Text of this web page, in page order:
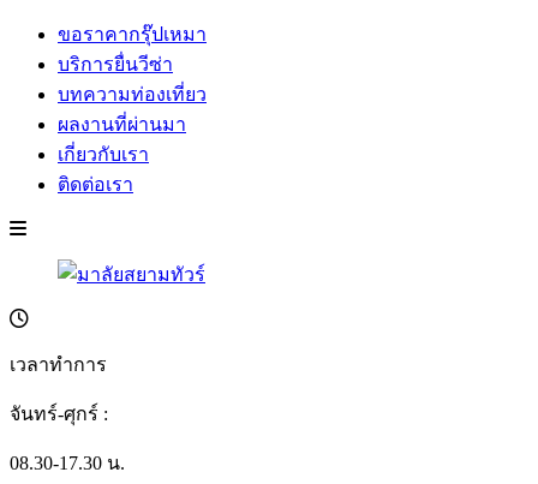
ขอราคากรุ๊ปเหมา
บริการยื่นวีซ่า
บทความท่องเที่ยว
ผลงานที่ผ่านมา
เกี่ยวกับเรา
ติดต่อเรา
เวลาทำการ
จันทร์-ศุกร์ :
08.30-17.30 น.